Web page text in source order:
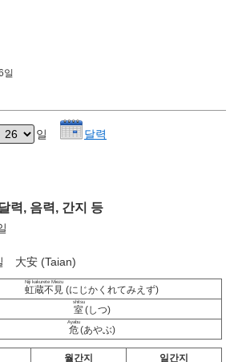
일
일 달력
력, 음력, 간지 등
大安 (Taian)
虹蔵不見
Niji kakurete Miezu
(にじかくれてみえず)
室
shitsu
(しつ)
危
Ayabu
(あやぶ)
월간지 일간지